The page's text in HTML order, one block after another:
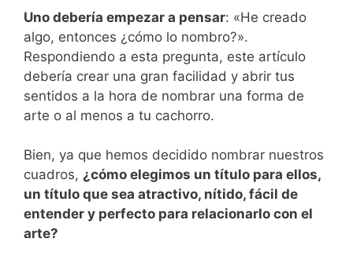
Uno debería empezar a pensar: «He creado
algo, entonces ¿cómo lo nombro?».
Respondiendo a esta pregunta, este artículo
debería crear una gran facilidad y abrir tus
sentidos a la hora de nombrar una forma de
arte o al menos a tu cachorro.
Bien, ya que hemos decidido nombrar nuestros
cuadros, ¿cómo elegimos un título para ellos,
un título que sea atractivo, nítido, fácil de
entender y perfecto para relacionarlo con el
arte?